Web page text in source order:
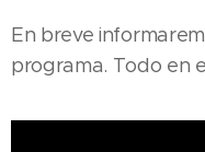
En breve
programa. Todo en